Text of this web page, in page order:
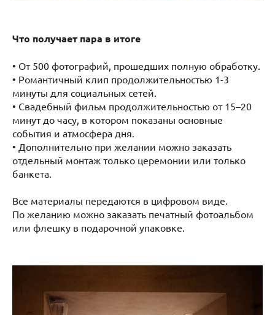
Что получает пара в итоге
• От 500 фотографий, прошедших полную обработку.
• Романтичный клип продолжительностью 1-3
минуты для социальных сетей.
• Свадебный фильм продолжительностью от 15–20
минут до часу, в котором показаны основные
события и атмосфера дня.
• Дополнительно при желании можно заказать
отдельный монтаж только церемонии или только
банкета.
Все материалы передаются в цифровом виде.
По желанию можно заказать печатный фотоальбом
или флешку в подарочной упаковке.